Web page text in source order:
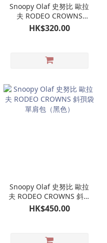
Snoopy Olaf 史努比 歐拉
夫 RODEO CROWNS
TOTEBAG 上膊袋（橙
HK$320.00
Snoopy Olaf 史努比 歐拉
夫 RODEO CROWNS 斜孭
袋 單肩包（黑色）
HK$450.00